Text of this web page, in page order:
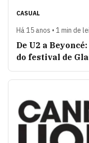
CASUAL
Há 15 anos • 1 min de
De U2 a
do festival de